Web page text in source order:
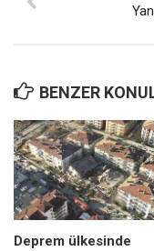
BENZER
Deprem ülkesinde